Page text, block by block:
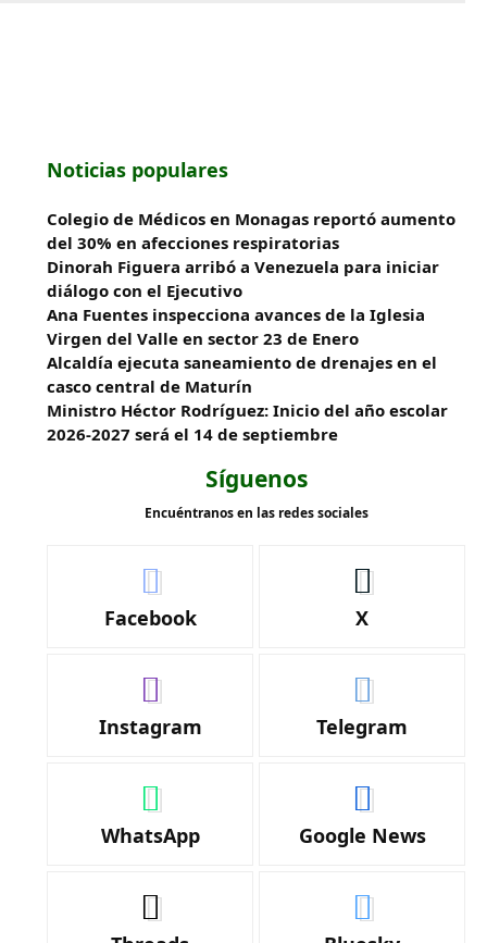
Noticias populares
Colegio de Médicos en Monagas reportó aumento
del 30% en afecciones respiratorias
Dinorah Figuera arribó a Venezuela para iniciar
diálogo con el Ejecutivo
Ana Fuentes inspecciona avances de la Iglesia
Virgen del Valle en sector 23 de Enero
Alcaldía ejecuta saneamiento de drenajes en el
casco central de Maturín
Ministro Héctor Rodríguez: Inicio del año escolar
2026-2027 será el 14 de septiembre
Síguenos
Encuéntranos en las redes sociales
Facebook X
Instagram Telegram
WhatsApp Google News